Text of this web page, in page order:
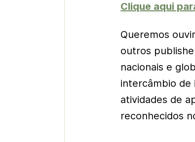
Clique aqui
Queremos
outros
nacionais e
intercâmbio de
atividades de
reconhecidos